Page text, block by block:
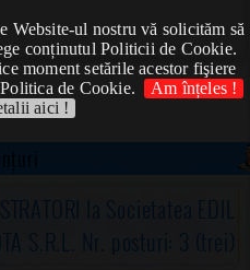
Website-ul nostru vă solicităm să
conținutul Politicii de Cookie.
moment setările acestor fişiere
de Cookie.
Am înțeles !
aici !
la Societatea EDIL
S.R.L. Nr. posturi: 3 (trei)